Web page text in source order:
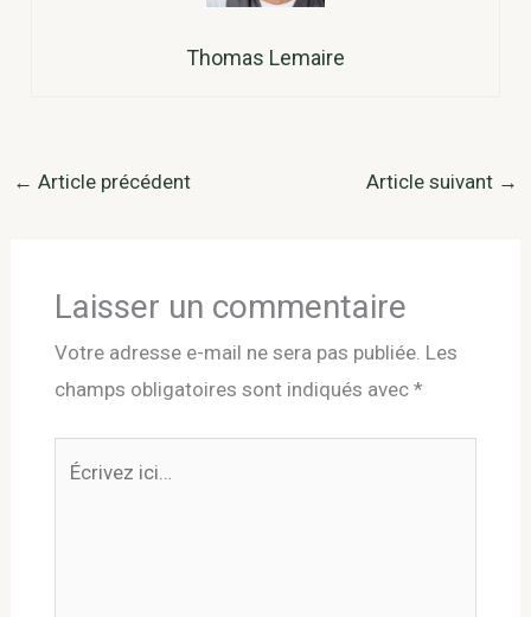
Thomas Lemaire
← Article précédent Article suivant →
Laisser un commentaire
Votre adresse e-mail ne sera pas publiée. Les
champs obligatoires sont indiqués avec *